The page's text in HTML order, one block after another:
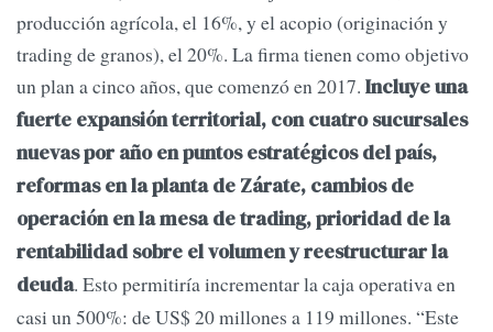
producción agrícola, el 16%, y el acopio (originación y
trading de granos), el 20%. La firma tienen como objetivo
un plan a cinco años, que comenzó en 2017. Incluye una
fuerte expansión territorial, con cuatro sucursales
nuevas por año en puntos estratégicos del país,
reformas en la planta de Zárate, cambios de
operación en la mesa de trading, prioridad de la
rentabilidad sobre el volumen y reestructurar la
deuda. Esto permitiría incrementar la caja operativa en
casi un 500%: de US$ 20 millones a 119 millones. “Este